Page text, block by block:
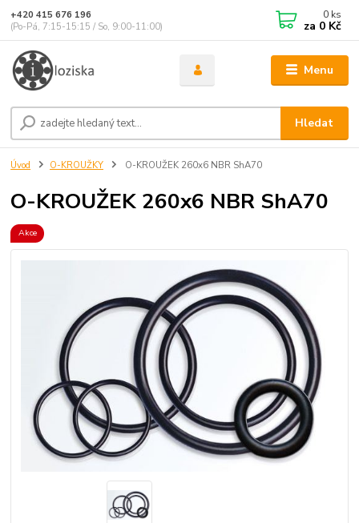
Menu
Hledat
+420 415 676 196
(Po-Pá, 7:15-15:15 / So, 9:00-11:00)
0 ks
za 0 Kč
Úvod O-KROUŽKY O-KROUŽEK 260x6 NBR ShA70
O-KROUŽEK 260x6 NBR ShA70
Akce